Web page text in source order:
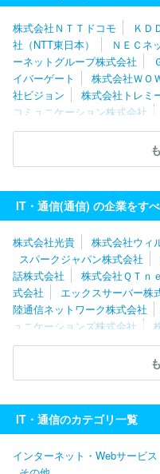
株式会社ＮＴＴドコモ ＫＤ
社（NTT東日本）
ＮＥＣネ
ーネットグループ株式会社
イバーゲート
株式会社ＷＯ
社ビジョン
株式会社トレミ
コミュニケーション株式会社
ダーウィンズ
株式会社光貴
ー・エス
ＡＣＮモバイル
デジタルゲ
ソフトバンク株式会社
IT・通信(通信) の企業をす
株式会社光貴 株式会社ウィ
スパークジャパン株式会社
話株式会社
株式会社ＱＴｎ
式会社
エックスサーバー株
陸通信ネットワーク株式会社
ュニケーションズ株式会社
会社イーネットソリューショ
株
ズ
ＡＯＹＡ株式会社
西日本電
会社ＡＣＮモバイル
株式会
式会社ニューメディア
株式
IT・通信のカテゴリ一覧
インターネット・Webサービス